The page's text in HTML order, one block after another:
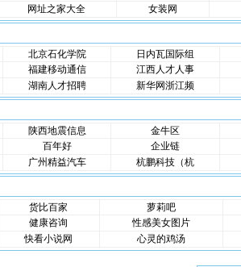
网址之家大全 女装网
北京石化学院
日内瓦国际组
福建移动通信
江西人才人事
湖南人才招聘 新华网浙江频
陕西地震信息
金牛区
百年好
企业链
广州精益汽车 杭鹏科技（杭
货比百家
萝莉吧
健康咨询
性感美女图片
快看小说网 心灵的鸡汤